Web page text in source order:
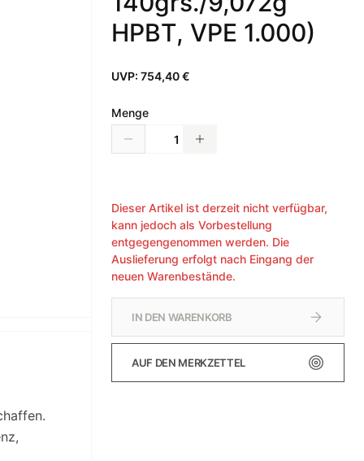
HPBT, VPE 1.000)
UVP: 754,40 €
Menge
Dieser Artikel ist derzeit nicht verfügbar,
kann jedoch als Vorbestellung
entgegengenommen werden. Die
Auslieferung erfolgt nach Eingang der
neuen Warenbestände.
IN DEN WARENKORB
AUF DEN MERKZETTEL